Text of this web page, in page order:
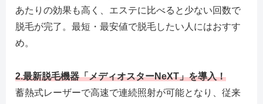
あたりの効果も高く、エステに比べると少ない回数で
脱毛が完了。最短・最安値で脱毛したい人にはおすす
め。
2.最新脱毛機器「メディオスターNeXT」を導入！
蓄熱式レーザーで高速で連続照射が可能となり、従来